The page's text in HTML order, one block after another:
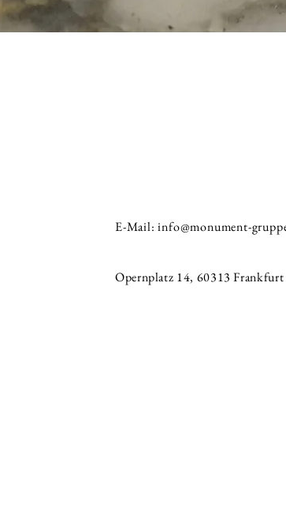
E-Mail:info@monument-
Opernplatz 14, 60313